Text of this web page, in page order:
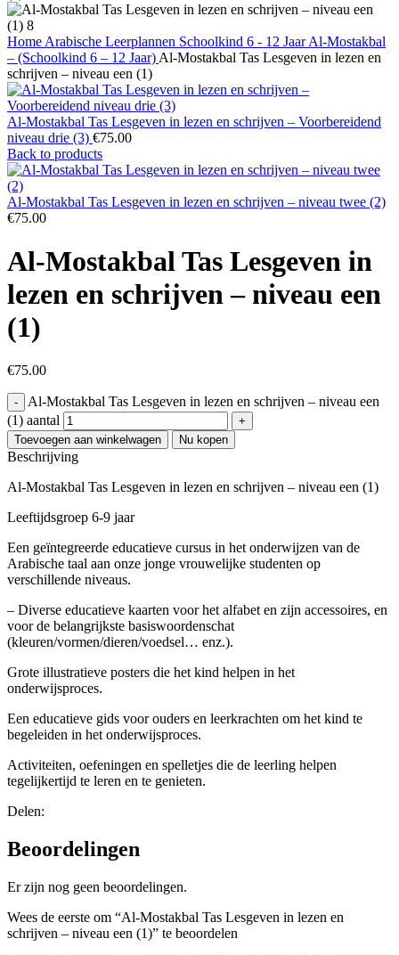
Home Arabische Leerplannen Schoolkind 6 - 12 JaarAl-Mostakbal
– (Schoolkind 6 – 12 Jaar) Al-Mostakbal Tas Lesgeven in lezen en
schrijven – niveau een (1)
Al-Mostakbal Tas Lesgeven in lezen en schrijven – Voorbereidend
niveau drie (3) €75.00
Back to products
Al-Mostakbal Tas Lesgeven in lezen en schrijven – niveau twee (2)
€75.00
Al-Mostakbal Tas Lesgeven in
lezen en schrijven – niveau een
(1)
€75.00
Al-Mostakbal Tas Lesgeven in lezen en schrijven – niveau een
(1) aantal
Toevoegen aan winkelwagen Nu kopen
Beschrijving
Al-Mostakbal Tas Lesgeven in lezen en schrijven – niveau een (1)
Leeftijdsgroep 6-9 jaar
Een geïntegreerde educatieve cursus in het onderwijzen van de
Arabische taal aan onze jonge vrouwelijke studenten op
verschillende niveaus.
– Diverse educatieve kaarten voor het alfabet en zijn accessoires, en
voor de belangrijkste basiswoordenschat
(kleuren/vormen/dieren/voedsel… enz.).
Grote illustratieve posters die het kind helpen in het
onderwijsproces.
Een educatieve gids voor ouders en leerkrachten om het kind te
begeleiden in het onderwijsproces.
Activiteiten, oefeningen en spelletjes die de leerling helpen
tegelijkertijd te leren en te genieten.
Delen:
Beoordelingen
Er zijn nog geen beoordelingen.
Wees de eerste om “Al-Mostakbal Tas Lesgeven in lezen en
schrijven – niveau een (1)” te beoordelen